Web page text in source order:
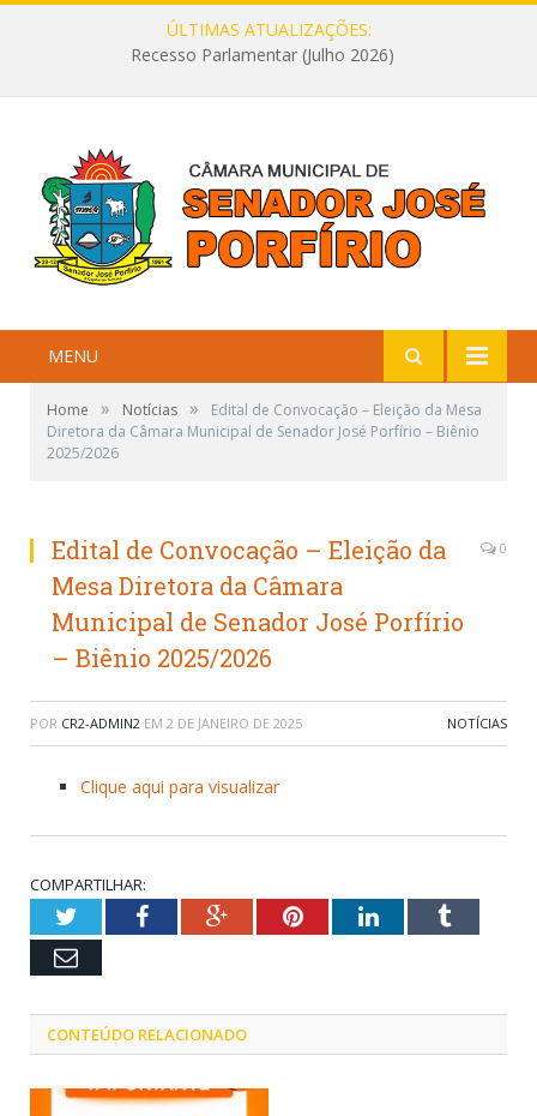
ÚLTIMAS ATUALIZAÇÕES:
Recesso Parlamentar (Julho 2026)
MENU
Home » Notícias »
Edital de Convocação – Eleição da Mesa
Diretora da Câmara Municipal de Senador José Porfírio – Biênio
2025/2026
Edital de Convocação – Eleição da
Mesa Diretora da Câmara
Municipal de Senador José Porfírio
– Biênio 2025/2026
0
POR CR2-ADMIN2 EM 2 DE JANEIRO DE 2025 NOTÍCIAS
Clique aqui para visualizar
COMPARTILHAR:
TwitterFacebookGoogle+PinterestLinkedInTumblr
Email
CONTEÚDO RELACIONADO